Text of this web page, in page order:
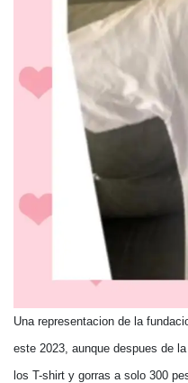
Una representacion de la
este 2023, aunque despues de
los T-shirt y gorras a solo 300